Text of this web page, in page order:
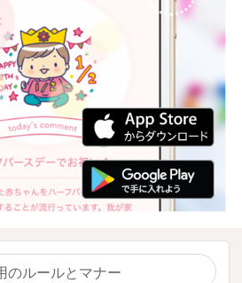
のルールとマナー